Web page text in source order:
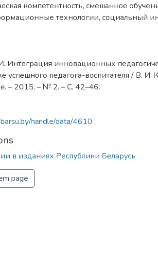
компетентность, смешанное
технологии, социальный
Интеграция инновационных
успешного педагога-воспитателя / В. И.
– 2015. – № 2. – С. 42–46.
handle/data/4610
в изданиях Республики Беларусь
page